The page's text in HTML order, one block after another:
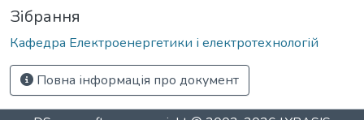
Зібрання
Кафедра Електроенергетики і електротехнологій
Повна інформація про документ